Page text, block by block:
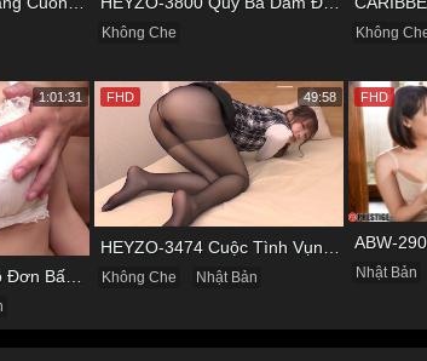
Không Che Không
HEYZO-3602 Sự Cô Đơn Bấy Lâu Biến Haruka Thành Con Điếm Sành Sỏi
1:01:31
Không Che Nhật Bản
FHD 49:58
Nhật Bản
FHD